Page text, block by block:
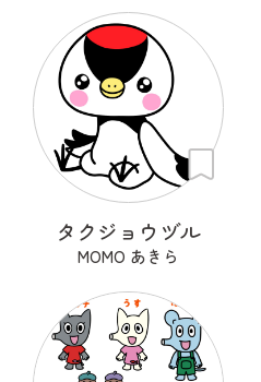
タクジョウヅル
MOMO あきら